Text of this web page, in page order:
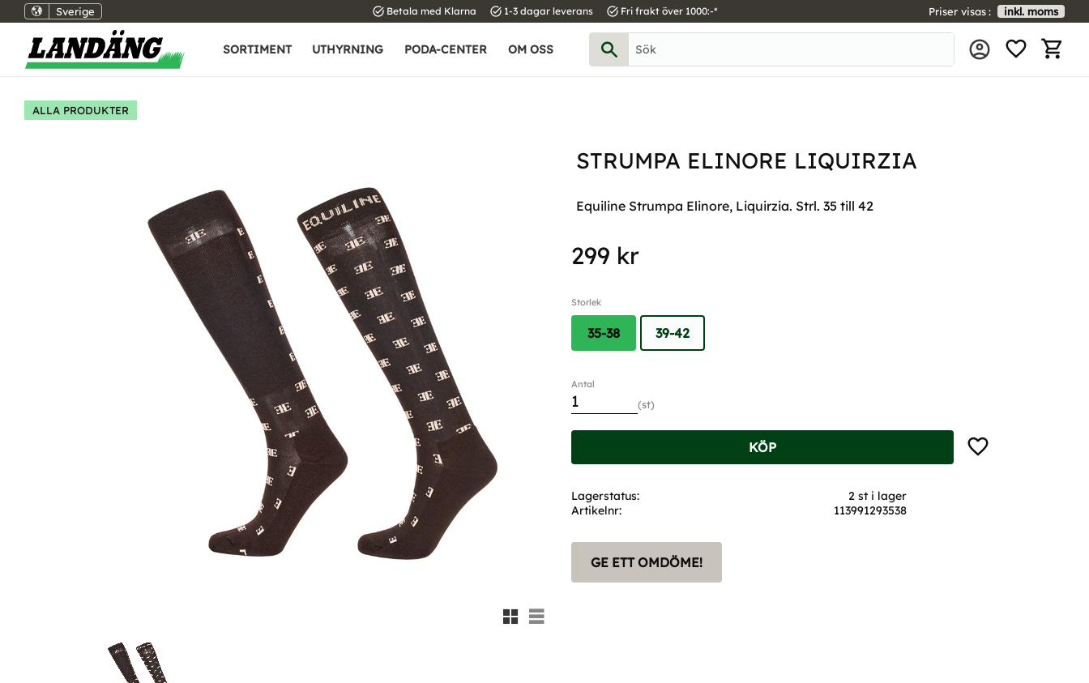
Sverige task_alt Betala med Klarna task_alt 1-3 dagar leverans task_alt Fri frakt över 1000:-* Priser visas inkl. moms
SORTIMENT UTHYRNING PODA-CENTER OM OSS
ALLA PRODUKTER
STRUMPA ELINORE LIQUIRZIA
Equiline Strumpa Elinore, Liquirzia. Strl. 35 till 42
Rutnätsvy
Listvy
299 kr
Storlek
35-38 39-42
Antal
st
KÖP Lägg till i favoriter
Lagerstatus
2 st i lager
Artikelnr
113991293538
GE ETT OMDÖME!